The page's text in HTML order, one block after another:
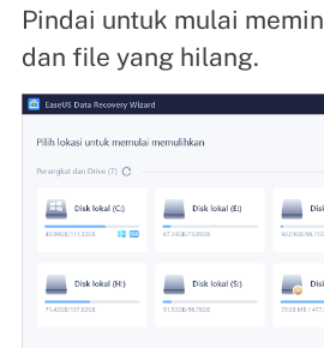
Pindai untuk mulai
dan file yang hilang.